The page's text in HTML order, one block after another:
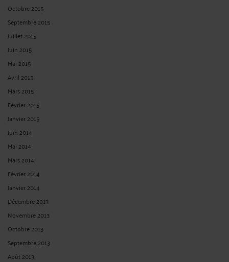
Octobre 2015
Septembre 2015
Juillet 2015
Juin 2015
Mai 2015
Avril 2015
Mars 2015
Février 2015
Janvier 2015
Juin 2014
Mai 2014
Mars 2014
Février 2014
Janvier 2014
Décembre 2013
Novembre 2013
Octobre 2013
Septembre 2013
Août 2013